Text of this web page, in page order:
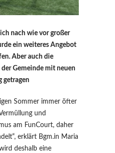
nach wie vor großer
ein weiteres Angebot
Aber auch die
Gemeinde mit neuen
getragen
Sommer immer öfter
und
am FunCourt, daher
erklärt Bgm.in Maria
deshalb eine